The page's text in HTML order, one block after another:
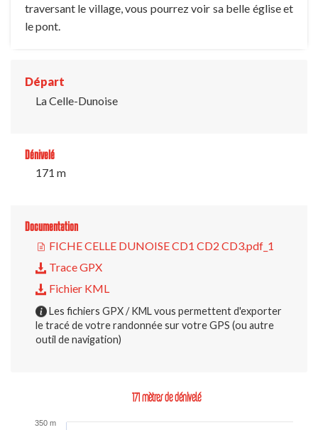
traversant le village, vous pourrez voir sa belle église et
le pont.
Départ
La Celle-Dunoise
Dénivelé
171 m
Documentation
FICHE CELLE DUNOISE CD1 CD2 CD3.pdf_1
Trace GPX
Fichier KML
Les fichiers GPX / KML vous permettent d'exporter
le tracé de votre randonnée sur votre GPS (ou autre
outil de navigation)
171 mètres de dénivelé
350 m